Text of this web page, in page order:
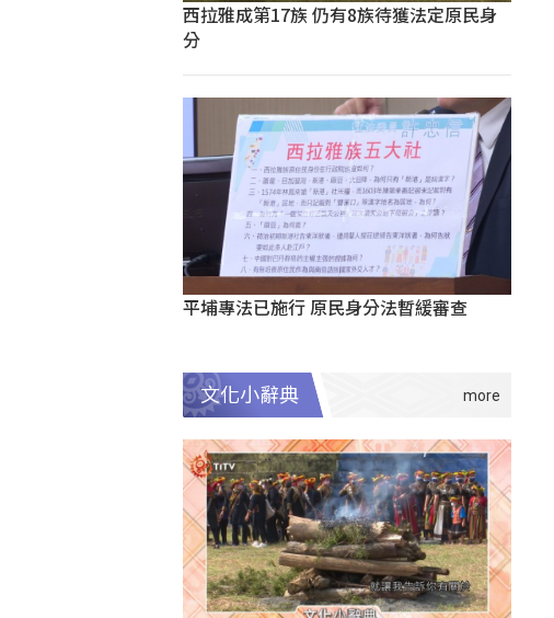
西拉雅成第17族 仍有8族待獲法定原民身
分
平埔專法已施行 原民身分法暫緩審查
文化小辭典